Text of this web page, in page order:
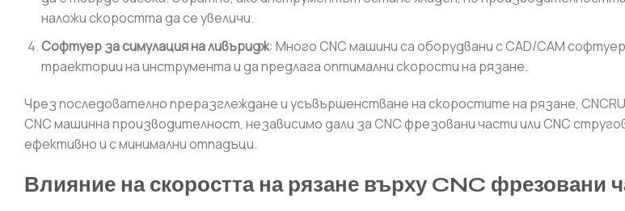
наложи скоростта да се увеличи.
Софтуер за симулация на ливъридж: Много CNC машини са оборудвани с CAD/CAM
траектории на инструмента и да предлага оптимални скорости на рязане.
Чрез последователно преразглеждане и усъвършенстване на скоростите на рязане,
CNC машинна производителност, независимо дали за CNC фрезовани части или CNC
ефективно и с минимални отпадъци.
Влияние на скоростта на рязане върху CNC фрезовани